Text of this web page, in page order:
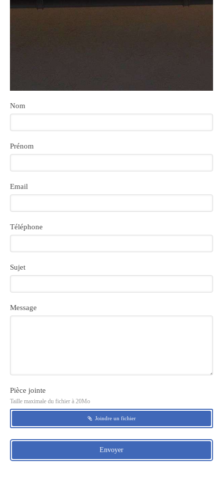
Nom
Prénom
Email
Téléphone
Sujet
Message
Pièce jointe
Taille maximale du fichier à 20Mo
Joindre un fichier
Envoyer